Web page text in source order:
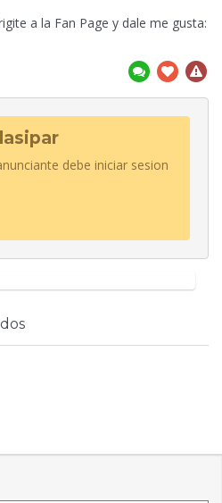
a la Fan Page y dale me gusta:
debe iniciar sesion